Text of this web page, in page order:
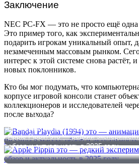
Заключение
NEC PC-FX — это не просто ещё одна
Это пример того, как
подарить игрокам уникальный опыт,
незамеченным массовым рынком.
интерес к этой системе снова растёт,
новых поклонников.
Кто бы мог подумать, что
корпусе игровой консоли станет
коллекционеров и исследователей
после выхода?
Bandai Playdia (1994) это —
не ушла в массы: обзор и актуальность
Apple Pippin это — редкий
обзор и актуальность в 2025 году